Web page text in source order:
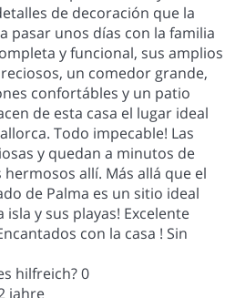
de decoración que la
pasar unos días con la familia
y funcional, sus amplios
un comedor grande,
confortábles y un patio
de esta casa el lugar ideal
Todo impecable! Las
y quedan a minutos de
allí. Más allá que el
de Palma es un sitio ideal
y sus playas! Excelente
con la casa ! Sin
hilfreich?0
jahre